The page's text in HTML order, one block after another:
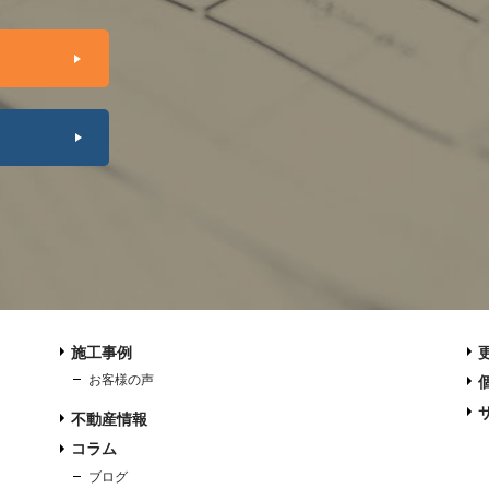
施工事例
お客様の声
不動産情報
コラム
ブログ